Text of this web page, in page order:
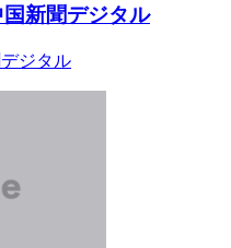
新聞デジタル
ジタル